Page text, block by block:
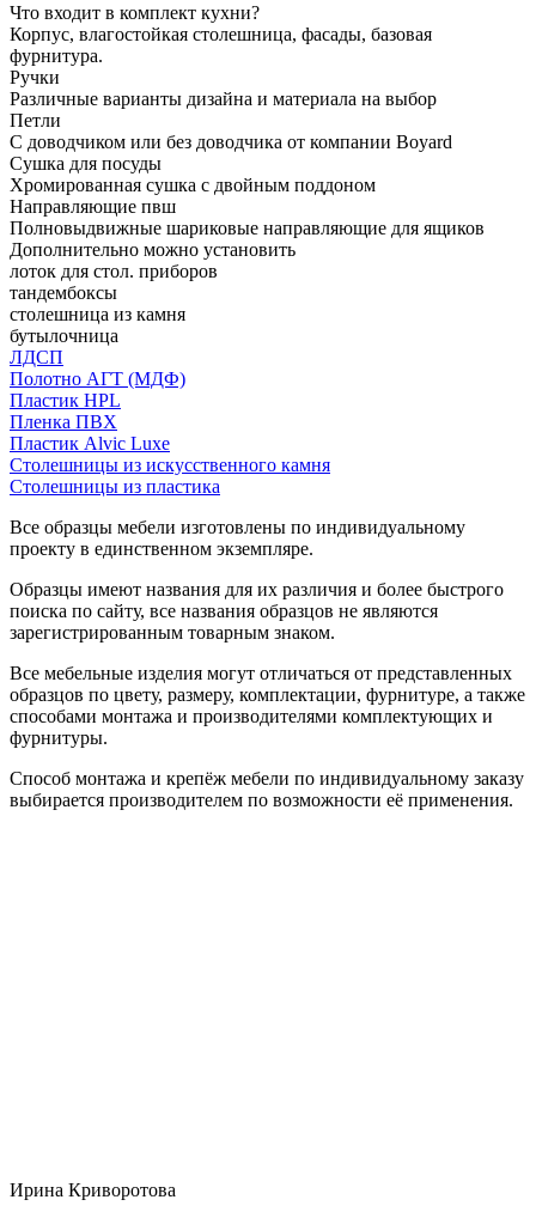
Что входит в комплект кухни?
Корпус, влагостойкая столешница, фасады, базовая
фурнитура.
Ручки
Различные варианты дизайна и материала на выбор
Петли
С доводчиком или без доводчика от компании Boyard
Сушка для посуды
Хромированная сушка с двойным поддоном
Направляющие пвш
Полновыдвижные шариковые направляющие для ящиков
Дополнительно можно установить
лоток для стол. приборов
тандембоксы
столешница из камня
бутылочница
ЛДСП
Полотно АГТ (МДФ)
Пластик HPL
Пленка ПВХ
Пластик Alvic Luxe
Столешницы из искусственного камня
Столешницы из пластика
Все образцы мебели изготовлены по индивидуальному
проекту в единственном экземпляре.
Образцы имеют названия для их различия и более быстрого
поиска по сайту, все названия образцов не являются
зарегистрированным товарным знаком.
Все мебельные изделия могут отличаться от представленных
образцов по цвету, размеру, комплектации, фурнитуре, а также
способами монтажа и производителями комплектующих и
фурнитуры.
Способ монтажа и крепёж мебели по индивидуальному заказу
выбирается производителем по возможности её применения.
Ирина Криворотова